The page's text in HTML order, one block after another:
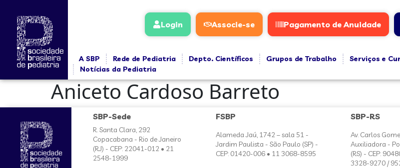
Login Associe-se Pagamento de Anuidade
A SBP Rede de Pediatria Depto. Científicos Grupos de Trabalho Serviços e
Notícias da Pediatria
Aniceto Cardoso Barreto
SBP-Sede
R. Santa Clara, 292
Copacabana - Rio de Janeiro
(RJ) - CEP: 22041-012 • 21
2548-1999
FSBP
Alameda Jaú, 1742 – sala 51 -
Jardim Paulista - São Paulo (SP) -
CEP: 01420-006 • 11 3068-8595
SBP-RS
Av. Carlos
Auxiliadora -
(RS) - CEP:
3328-9270 /